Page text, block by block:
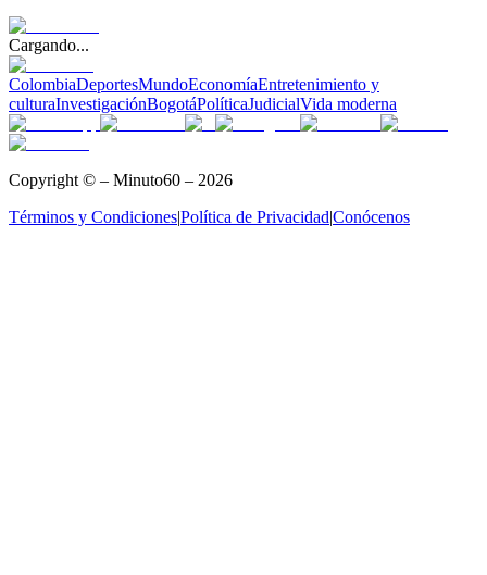
Cargando...
ColombiaDeportesMundoEconomíaEntretenimiento y
culturaInvestigaciónBogotáPolíticaJudicialVida moderna
Copyright © – Minuto60 – 2026
Términos y Condiciones|Política de Privacidad|Conócenos